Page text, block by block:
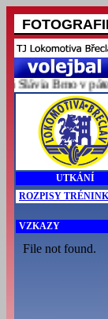
Brno v pátek
UTKÁNÍ
ROZPISY
VZKAZY